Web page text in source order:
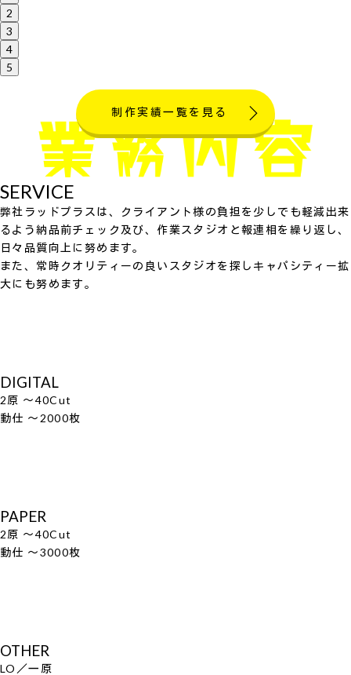
2
3
4
5
制作実績一覧を見る
SERVICE
弊社ラッドプラスは、クライアント様の負担を少しでも軽減出来
るよう納品前チェック及び、作業スタジオと報連相を繰り返し、
日々品質向上に努めます。
また、常時クオリティーの良いスタジオを探しキャパシティー拡
大にも努めます。
DIGITAL
2原 ～40Cut
動仕 ～2000枚
PAPER
2原 ～40Cut
動仕 ～3000枚
OTHER
LO／一原